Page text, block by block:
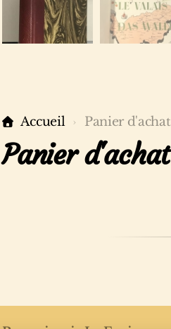
Accueil Panier d'achat
Panier d'achat